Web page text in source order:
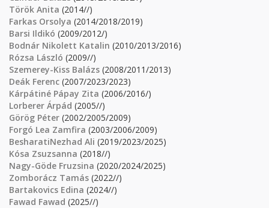
Török Anita (2014//)
Farkas Orsolya (2014/2018/2019)
Barsi Ildikó (2009/2012/)
Bodnár Nikolett Katalin (2010/2013/2016)
Rózsa László (2009//)
Szemerey-Kiss Balázs (2008/2011/2013)
Deák Ferenc (2007/2023/2023)
Kárpátiné Pápay Zita (2006/2016/)
Lorberer Árpád (2005//)
Görög Péter (2002/2005/2009)
Forgó Lea Zamfira (2003/2006/2009)
BesharatiNezhad Ali (2019/2023/2025)
Kósa Zsuzsanna (2018//)
Nagy-Göde Fruzsina (2020/2024/2025)
Zomborácz Tamás (2022//)
Bartakovics Edina (2024//)
Fawad Fawad (2025//)